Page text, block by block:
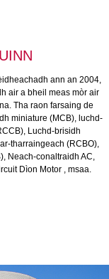
ann an 2004,
air a bheil meas mòr air
Tha raon farsaing de
miniature (MCB), luchd-
Luchd-brisidh
tharraingeach (RCBO),
Neach-conaltraidh AC,
Dìon Motor , msaa.